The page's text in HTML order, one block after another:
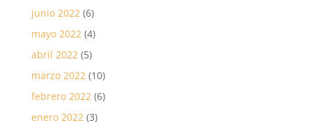
junio 2022(6)
mayo 2022(4)
abril 2022(5)
marzo 2022(10)
febrero 2022(6)
enero 2022(3)